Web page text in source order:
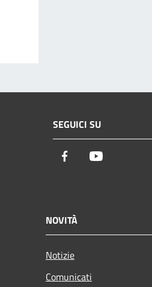
SEGUICI SU
Facebook
NOVITÀ
Notizie
Comunicati